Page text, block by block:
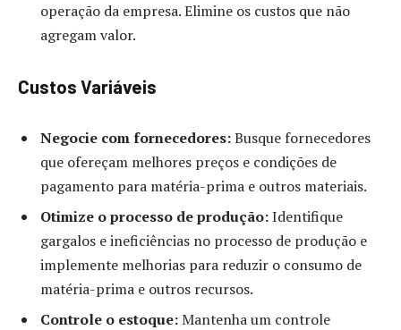
operação da empresa. Elimine os custos que não
agregam valor.
Custos Variáveis
Negocie com fornecedores:Busque fornecedores
que ofereçam melhores preços e condições de
pagamento para matéria-prima e outros materiais.
Otimize o processo de produção:Identifique
gargalos e ineficiências no processo de produção e
implemente melhorias para reduzir o consumo de
matéria-prima e outros recursos.
Controle o estoque:Mantenha um controle